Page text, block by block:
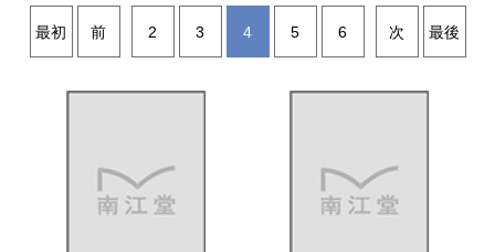
最初 前 2 3 4 5 6 次 最後